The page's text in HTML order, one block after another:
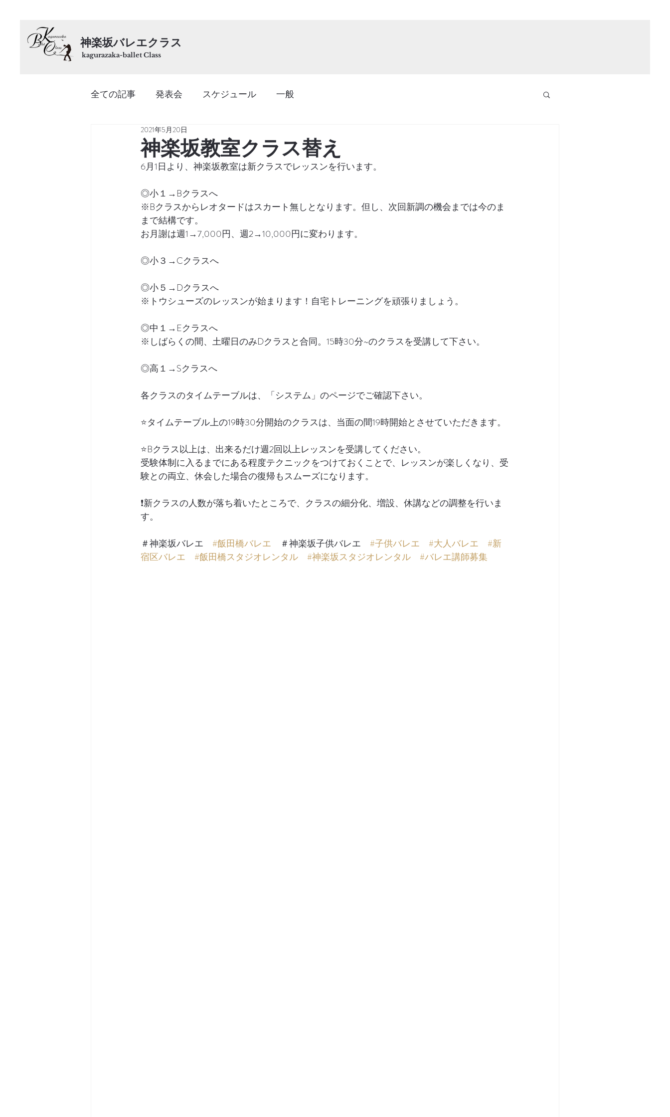
神楽坂バレエクラス
kagurazaka-ballet Class
全ての記事 発表会 スケジュール 一般
神楽坂教室クラス替え
2021年5月20日
6月1日より、神楽坂教室は新クラスでレッスンを行います。
◎小１→Bクラスへ
※Bクラスからレオタードはスカート無しとなります。但し、次回新調の機会までは今のま
まで結構です。
お月謝は週1→7,000円、週2→10,000円に変わります。
◎小３→Cクラスへ
◎小５→Dクラスへ
※トウシューズのレッスンが始まります！自宅トレーニングを頑張りましょう。
◎中１→Eクラスへ
※しばらくの間、土曜日のみDクラスと合同。15時30分~のクラスを受講して下さい。
◎高１→Sクラスへ
各クラスのタイムテーブルは、「システム」のページでご確認下さい。
⭐️タイムテーブル上の19時30分開始のクラスは、当面の間19時開始とさせていただきます。
⭐️Bクラス以上は、出来るだけ週2回以上レッスンを受講してください。
受験体制に入るまでにある程度テクニックをつけておくことで、レッスンが楽しくなり、受
験との両立、休会した場合の復帰もスムーズになります。
❗️新クラスの人数が落ち着いたところで、クラスの細分化、増設、休講などの調整を行いま
す。
＃神楽坂バレエ #飯田橋バレエ ＃神楽坂子供バレエ #子供バレエ #大人バレエ
#新
宿区バレエ
#飯田橋スタジオレンタル #神楽坂スタジオレンタル #バレエ講師募集